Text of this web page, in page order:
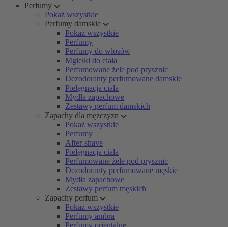
Perfumy
Pokaż wszystkie
Perfumy damskie
Pokaż wszystkie
Perfumy
Perfumy do włosów
Mgiełki do ciała
Perfumowane żele pod prysznic
Dezodoranty perfumowane damskie
Pielęgnacja ciała
Mydła zapachowe
Zestawy perfum damskich
Zapachy dla mężczyzn
Pokaż wszystkie
Perfumy
After-shave
Pielęgnacja ciała
Perfumowane żele pod prysznic
Dezodoranty perfumowane męskie
Mydła zapachowe
Zestawy perfum męskich
Zapachy perfum
Pokaż wszystkie
Perfumy ambra
Perfumy orientalne